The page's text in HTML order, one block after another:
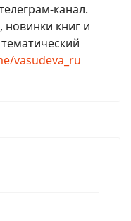
канал.
новинки книг и
vasudeva_ru